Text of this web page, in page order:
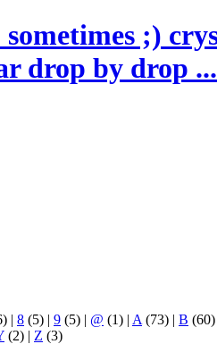
drop by drop ...
| 8 (5) | 9 (5) | @ (1) | A (73) | B (60)
(2) | Z (3)